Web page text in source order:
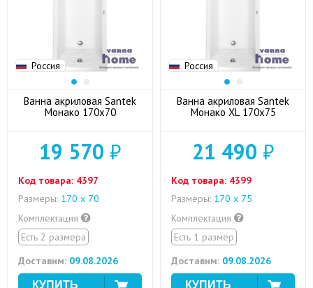
Россия
Ванна акриловая Santek
Монако 170x70
19 570 ₽
Код товара: 4397
Размеры: 170 х 70
Комплектация
Есть 2 размера
Доставим: 09.08.2026
Россия
Ванна акриловая Santek
Монако XL 170x75
21 490 ₽
Код товара: 4399
Размеры: 170 х 75
Комплектация
Есть 1 размер
Доставим: 09.08.2026